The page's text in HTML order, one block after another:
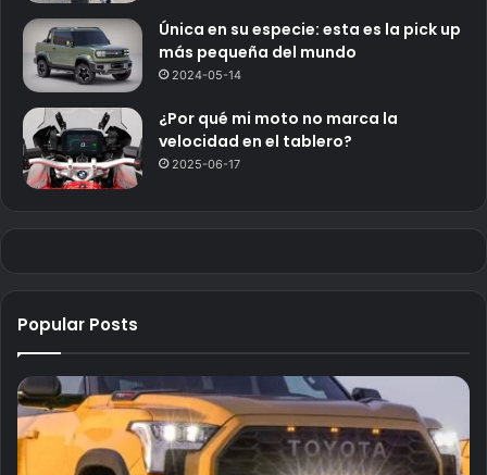
Única en su especie: esta es la pick up
más pequeña del mundo
2024-05-14
¿Por qué mi moto no marca la
velocidad en el tablero?
2025-06-17
Popular Posts